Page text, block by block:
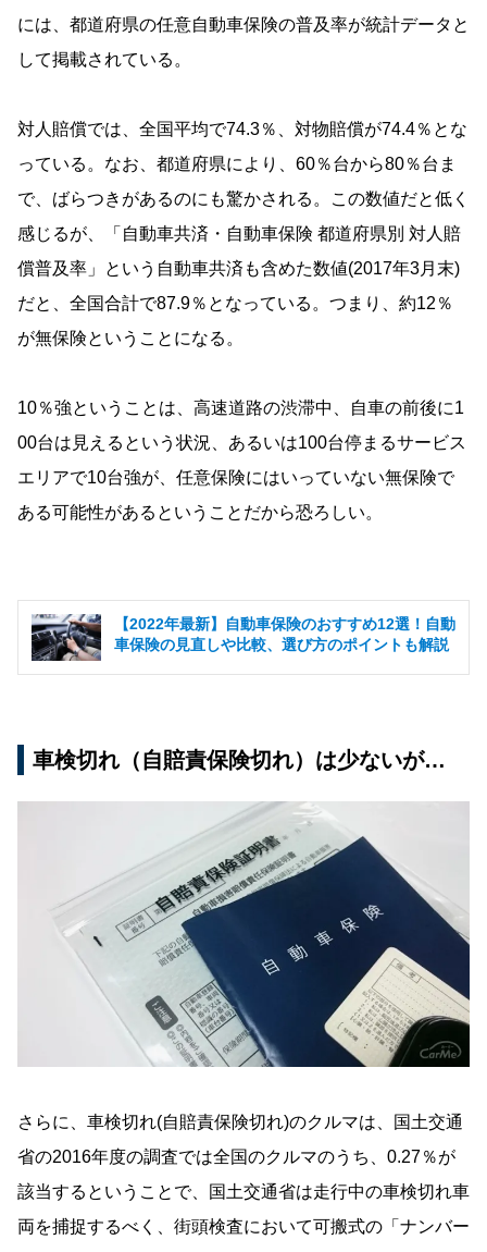
には、都道府県の任意自動車保険の普及率が統計データと
して掲載されている。
対人賠償では、全国平均で74.3％、対物賠償が74.4％とな
っている。なお、都道府県により、60％台から80％台ま
で、ばらつきがあるのにも驚かされる。この数値だと低く
感じるが、「自動車共済・自動車保険 都道府県別 対人賠
償普及率」という自動車共済も含めた数値(2017年3月末)
だと、全国合計で87.9％となっている。つまり、約12％
が無保険ということになる。
10％強ということは、高速道路の渋滞中、自車の前後に1
00台は見えるという状況、あるいは100台停まるサービス
エリアで10台強が、任意保険にはいっていない無保険で
ある可能性があるということだから恐ろしい。
【2022年最新】自動車保険のおすすめ12選！自動
車保険の見直しや比較、選び方のポイントも解説
車検切れ（自賠責保険切れ）は少ないが…
さらに、車検切れ(自賠責保険切れ)のクルマは、国土交通
省の2016年度の調査では全国のクルマのうち、0.27％が
該当するということで、国土交通省は走行中の車検切れ車
両を捕捉するべく、街頭検査において可搬式の「ナンバー